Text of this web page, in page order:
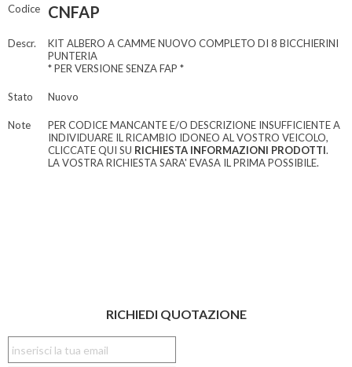
Codice CNFAP
Descr.
KIT ALBERO A CAMME NUOVO COMPLETO DI 8 BICCHIERINI
PUNTERIA
* PER VERSIONE SENZA FAP *
Stato Nuovo
Note
PER CODICE MANCANTE E/O DESCRIZIONE INSUFFICIENTE A
INDIVIDUARE IL RICAMBIO IDONEO AL VOSTRO VEICOLO,
CLICCATE QUI SU RICHIESTA INFORMAZIONI PRODOTTI.
LA VOSTRA RICHIESTA SARA' EVASA IL PRIMA POSSIBILE.
RICHIEDI QUOTAZIONE